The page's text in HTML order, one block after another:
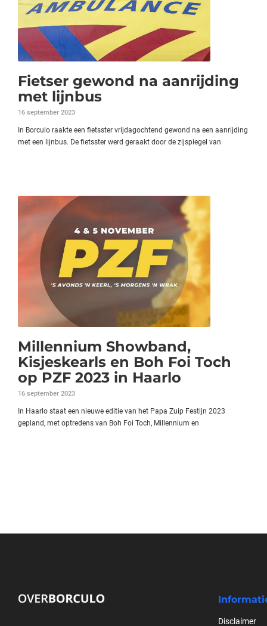
Fietser gewond na aanrijding
met lijnbus
16 september 2023
In Borculo raakte een fietsster vrijdagochtend gewond na een aanrijding
met een lijnbus. De fietsster werd geraakt door de zijspiegel van
Millennium Showband,
Kisjeskearls en Boh Foi Toch
op PZF 2023 in Haarlo
16 september 2023
In Haarlo staat een nieuwe editie van het Papa Zuip Festijn 2023
gepland, met optredens van Boh Foi Toch, Millennium en
Disclaimer